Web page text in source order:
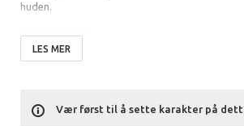
huden.
Oppbevaring:
Unngå sollys, oppbevares rundt 15-25 grader.
Ingredienser:
LES MER
Vær først til å sette karakter på